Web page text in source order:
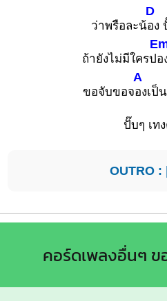
ว่าพรือละน้
D
อง
ถ้ายังไม่มีใครปอ
ขอจับขอจ
A
องเป็
ปั๊บๆ เท
OUTRO :
คอร์ดเพลงอื่นๆ ข